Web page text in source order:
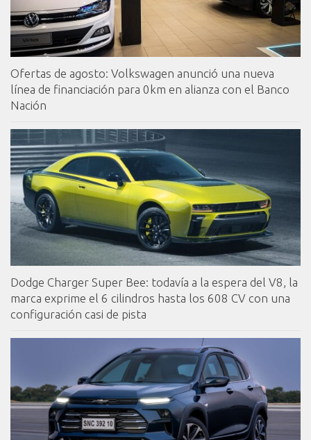
Ofertas de agosto: Volkswagen anunció una nueva
línea de financiación para 0km en alianza con el Banco
Nación
Dodge Charger Super Bee: todavía a la espera del V8, la
marca exprime el 6 cilindros hasta los 608 CV con una
configuración casi de pista